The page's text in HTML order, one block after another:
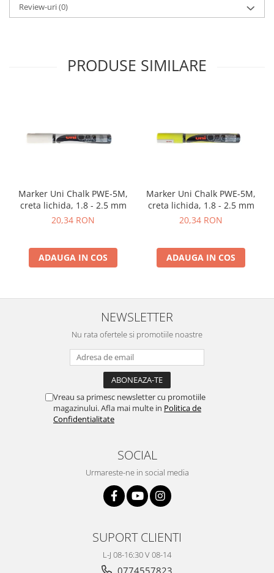
Review-uri(0)
PRODUSE SIMILARE
Marker Uni Chalk PWE-5M,
creta lichida, 1.8 - 2.5 mm
20,34 RON
ADAUGA IN COS
Marker Uni Chalk PWE-5M,
creta lichida, 1.8 - 2.5 mm
20,34 RON
ADAUGA IN COS
NEWSLETTER
Nu rata ofertele si promotiile noastre
Vreau sa primesc newsletter cu promotiile
magazinului. Afla mai multe in Politica de
Confidentialitate
SOCIAL
Urmareste-ne in social media
SUPORT CLIENTI
L-J 08-16:30 V 08-14